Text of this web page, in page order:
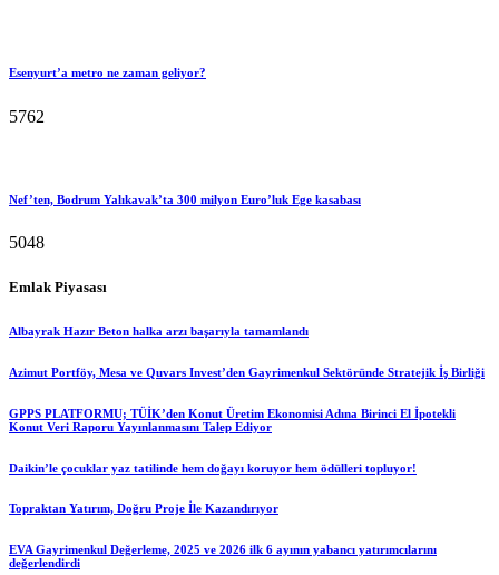
Esenyurt’a metro ne zaman geliyor?
5762
Nef’ten, Bodrum Yalıkavak’ta 300 milyon Euro’luk Ege kasabası
5048
Emlak Piyasası
Albayrak Hazır Beton halka arzı başarıyla tamamlandı
Azimut Portföy, Mesa ve Quvars Invest’den Gayrimenkul Sektöründe Stratejik İş Birliği
GPPS PLATFORMU; TÜİK’den Konut Üretim Ekonomisi Adına Birinci El İpotekli
Konut Veri Raporu Yayınlanmasını Talep Ediyor
Daikin’le çocuklar yaz tatilinde hem doğayı koruyor hem ödülleri topluyor!
Topraktan Yatırım, Doğru Proje İle Kazandırıyor
EVA Gayrimenkul Değerleme, 2025 ve 2026 ilk 6 ayının yabancı yatırımcılarını
değerlendirdi